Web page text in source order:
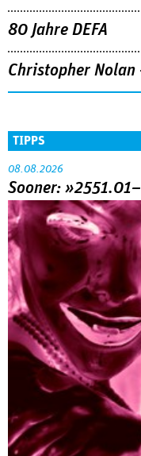
80 Jahre DEFA
Christopher
TIPPS
08.08.2026
Sooner: